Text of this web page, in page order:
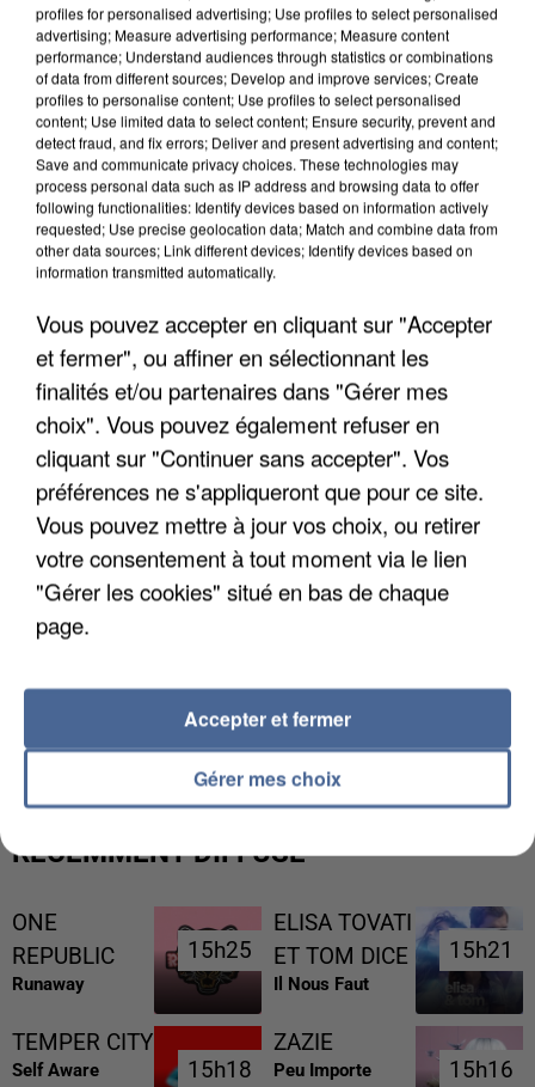
APRÈS TOUTES CES CANICULES, LES REFUGES
DE FAUNE SAUVAGE SONT...
L’UN DES FONDATEURS SUPPOSÉS DE LA DZ
MAFIA INTERPELLÉ EN ALGÉRIE
RÉCEMMENT DIFFUSÉ
ONE
REPUBLIC
Runaway
15h25
15h25
ELISA TOVATI
ET TOM DICE
Il Nous Faut
15h21
15h21
TEMPER CITY
Self Aware 15h18
15h18
ZAZIE
Peu Importe 15h16
15h16
profiles for personalised advertising; Use profiles to select personalised
advertising; Measure advertising performance; Measure content
performance; Understand audiences through statistics or combinations
of data from different sources; Develop and improve services; Create
profiles to personalise content; Use profiles to select personalised
content; Use limited data to select content; Ensure security, prevent and
detect fraud, and fix errors; Deliver and present advertising and content;
Save and communicate privacy choices. These technologies may
process personal data such as IP address and browsing data to offer
following functionalities: Identify devices based on information actively
requested; Use precise geolocation data; Match and combine data from
other data sources; Link different devices; Identify devices based on
information transmitted automatically.
Vous pouvez accepter en cliquant sur "Accepter
et fermer", ou affiner en sélectionnant les
finalités et/ou partenaires dans "Gérer mes
choix". Vous pouvez également refuser en
cliquant sur "Continuer sans accepter". Vos
préférences ne s'appliqueront que pour ce site.
Vous pouvez mettre à jour vos choix, ou retirer
votre consentement à tout moment via le lien
"Gérer les cookies" situé en bas de chaque
page.
Gérer mes choix
Accepter et fermer